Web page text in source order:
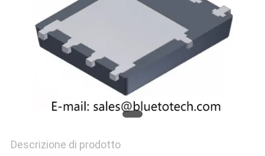
PRIVACY
Descrizione di prodotto